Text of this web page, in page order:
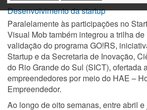
Desenvolvimento da startup
Paralelamente às participações no
Visual Mob também integrou a trilha
validação do programa GO!RS,
Startup e da Secretaria de Inovação,
do Rio Grande do Sul (SICT), ofertada
empreendedores por meio do HAE –
Empreendedor.
Ao longo de oito semanas, entre abril